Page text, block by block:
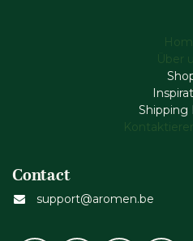
Über
Shipping
Contact
support@aromen.be